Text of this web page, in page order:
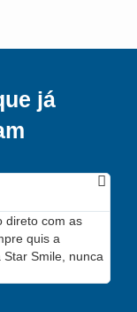
já
direto com as
quis a
Smile, nunca